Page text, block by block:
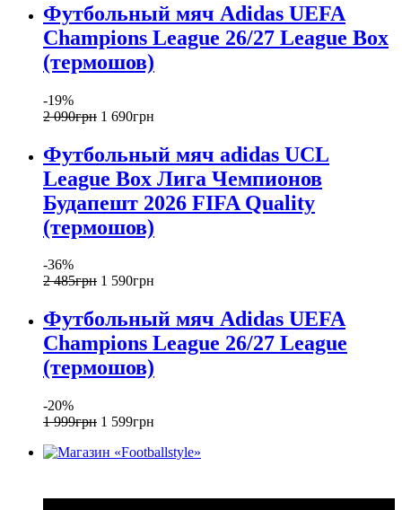
Футбольный мяч Adidas UEFA
Champions League 26/27 League Box
(термошов)
-19%
2 090грн 1 690грн
Футбольный мяч adidas UCL
League Box Лига Чемпионов
Будапешт 2026 FIFA Quality
(термошов)
-36%
2 485грн 1 590грн
Футбольный мяч Adidas UEFA
Champions League 26/27 League
(термошов)
-20%
1 999грн 1 599грн